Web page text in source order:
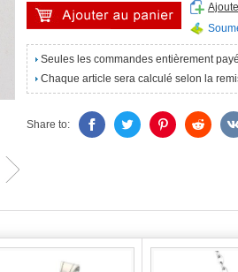
Seules les commandes entièrement
Chaque article sera calculé selon la
Share to: